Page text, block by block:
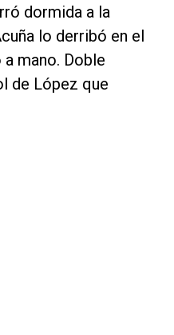
dormida a la
lo derribó en el
a mano. Doble
de López que